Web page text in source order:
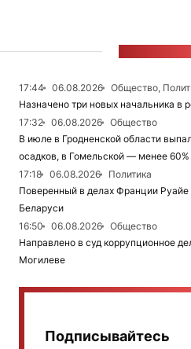
17:44 06.08.2026
Общество,
Назначено три новых начальника в
17:32
06.08.2026
Общество
В июле в Гродненской области
осадков, в Гомельской — менее 60%
17:18
06.08.2026
Политика
Поверенный в делах Франции
Беларуси
16:50
06.08.2026
Общество
Направлено в суд коррупционное
Могилеве
Подписывайтесь